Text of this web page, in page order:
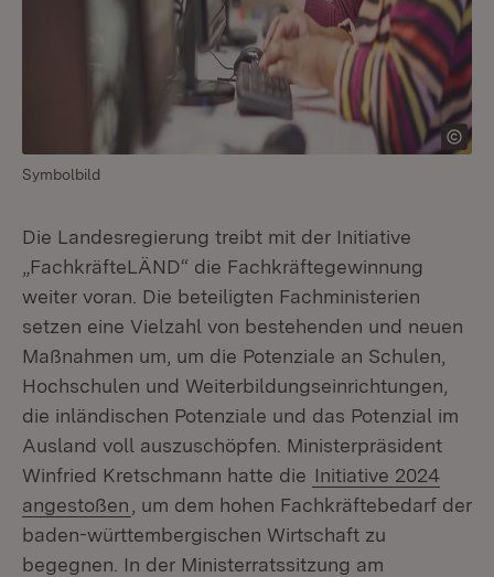
Symbolbild
Die Landesregierung treibt mit der Initiative
„FachkräfteLÄND“ die Fachkräftegewinnung
weiter voran. Die beteiligten Fachministerien
setzen eine Vielzahl von bestehenden und neuen
Maßnahmen um, um die Potenziale an Schulen,
Hochschulen und Weiterbildungseinrichtungen,
die inländischen Potenziale und das Potenzial im
Ausland voll auszuschöpfen. Ministerpräsident
Winfried Kretschmann hatte die Initiative 2024
angestoßen
, um dem hohen Fachkräftebedarf der
baden-württembergischen Wirtschaft zu
begegnen. In der Ministerratssitzung am